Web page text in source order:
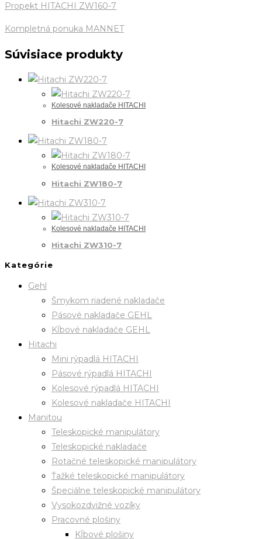
Propekt HITACHI ZW160-7
Kompletná ponuka MANNET
Súvisiace produkty
Kolesové nakladače HITACHI
Hitachi ZW220-7
Kolesové nakladače HITACHI
Hitachi ZW180-7
Kolesové nakladače HITACHI
Hitachi ZW310-7
Kategórie
Gehl
Šmykom riadené nakladače
Pásové nakladače GEHL
Kĺbové nakladače GEHL
Hitachi
Mini rýpadlá HITACHI
Pásové rýpadlá HITACHI
Kolesové rýpadlá HITACHI
Kolesové nakladače HITACHI
Manitou
Teleskopické manipulátory
Teleskopické nakladače
Rotačné teleskopické manipulátory
Ťažké teleskopické manipulátory
Špeciálne teleskopické manipulátory
Vysokozdvižné vozíky
Pracovné plošiny
Kĺbové plošiny